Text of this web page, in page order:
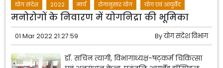
योग संदेश 2022 मार्च रोगानुसार योग योग एवं आयुर्वेद
मनोरोगों के निवारण में योगनिद्रा की भूमिका
01 Mar 2022 21:27:59 Byयोग संदेश विभाग
डॉ. सचिन त्यागी, विभागाध्यक्ष-षट्कर्म चिकित्सा